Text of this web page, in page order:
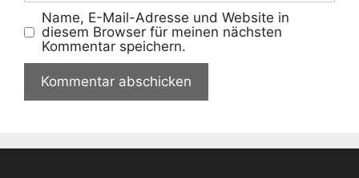
Name, E-Mail-Adresse und Website in
diesem Browser für meinen nächsten
Kommentar speichern.